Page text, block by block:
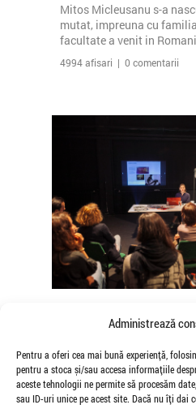
Administrează
Pentru a oferi cea mai bună experiență,
pentru a stoca și/sau accesa informațiile
aceste tehnologii ne permite să procesăm
sau ID-uri unice pe acest site. Dacă nu îți dai
Mitos Micleusanu s-a
mutat, impreuna cu
facultate a venit in
4994 afisari | 0 comentarii
Somatice susținute
Mădălina Dan și
Niculae
de Veioza Arte